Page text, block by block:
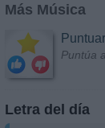
Más Música
Puntúa
Letra del día